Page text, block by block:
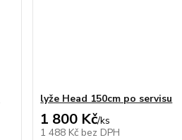
lyže Head 150cm po servisu
1 800 Kč/ks
1 488 Kč bez DPH